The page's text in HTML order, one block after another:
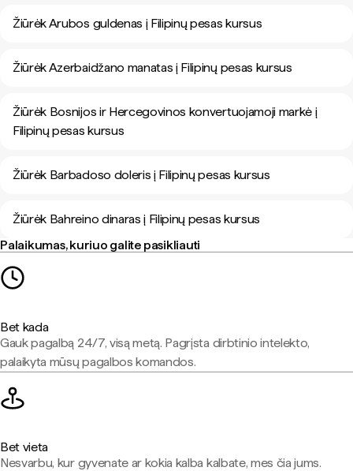
Žiūrėk Arubos guldenas į Filipinų pesas kursus
Žiūrėk Azerbaidžano manatas į Filipinų pesas kursus
Žiūrėk Bosnijos ir Hercegovinos konvertuojamoji markė į
Filipinų pesas kursus
Žiūrėk Barbadoso doleris į Filipinų pesas kursus
Žiūrėk Bahreino dinaras į Filipinų pesas kursus
Palaikumas, kuriuo galite pasikliauti
Bet kada
Gauk pagalbą 24/7, visą metą. Pagrįsta dirbtinio intelekto,
palaikyta mūsų pagalbos komandos.
Bet vieta
Nesvarbu, kur gyvenate ar kokia kalba kalbate, mes čia jums.